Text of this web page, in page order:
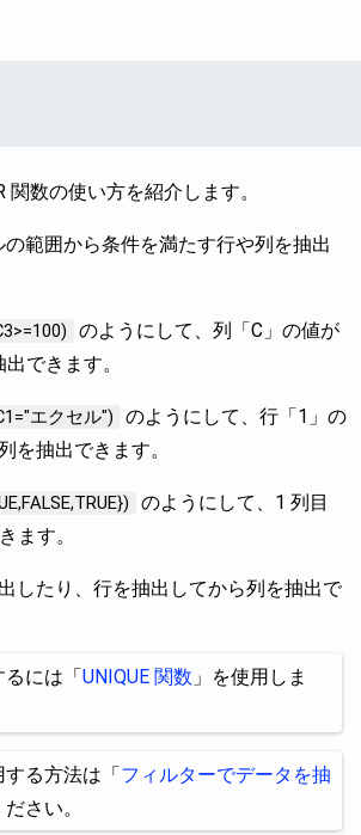
関数の使い方を紹介します。
の範囲から条件を満たす行や列を抽出
のようにして、列「C」の値が
できます。
エクセル")
のようにして、行「1」の
を抽出できます。
のようにして、1 列目
ます。
したり、行を抽出してから列を抽出で
には「UNIQUE 関数 」を使用しま
る方法は「フィルターでデータを抽
さい。